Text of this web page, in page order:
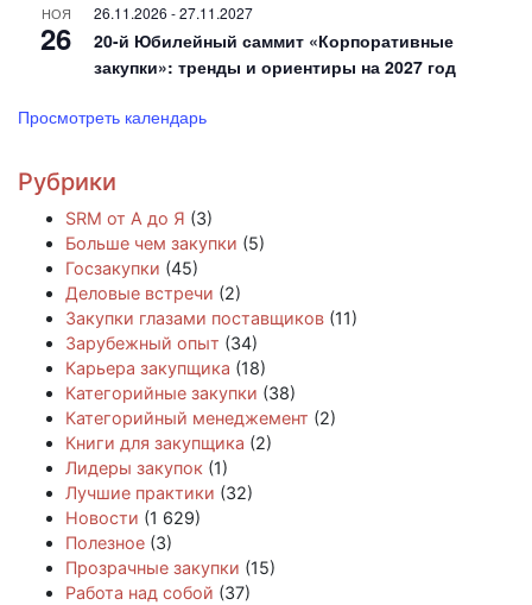
НОЯ
26
26.11.2026 -27.11.2027
20-й Юбилейный саммит «Корпоративные
закупки»: тренды и ориентиры на 2027 год
Просмотреть календарь
Рубрики
SRM от А до Я (3)
Больше чем закупки (5)
Госзакупки (45)
Деловые встречи (2)
Закупки глазами поставщиков (11)
Зарубежный опыт (34)
Карьера закупщика (18)
Категорийные закупки (38)
Категорийный менеджемент (2)
Книги для закупщика (2)
Лидеры закупок (1)
Лучшие практики (32)
Новости (1 629)
Полезное (3)
Прозрачные закупки (15)
Работа над собой (37)